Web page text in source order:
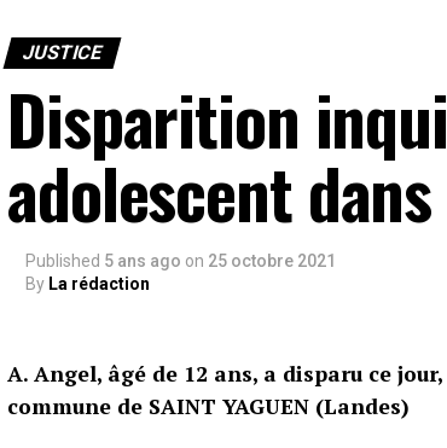
JUSTICE
Disparition
adolescent
Published 5 ans ago on 25 octobre 2021
By La rédaction
A. Angel, âgé de 12 ans, a disparu ce
commune de SAINT YAGUEN (Landes)